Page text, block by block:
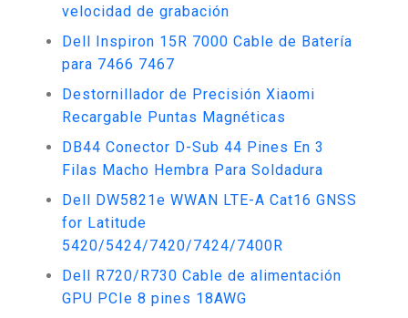
velocidad de grabación
Dell Inspiron 15R 7000 Cable de Batería
para 7466 7467
Destornillador de Precisión Xiaomi
Recargable Puntas Magnéticas
DB44 Conector D-Sub 44 Pines En 3
Filas Macho Hembra Para Soldadura
Dell DW5821e WWAN LTE-A Cat16 GNSS
for Latitude
5420/5424/7420/7424/7400R
Dell R720/R730 Cable de alimentación
GPU PCIe 8 pines 18AWG